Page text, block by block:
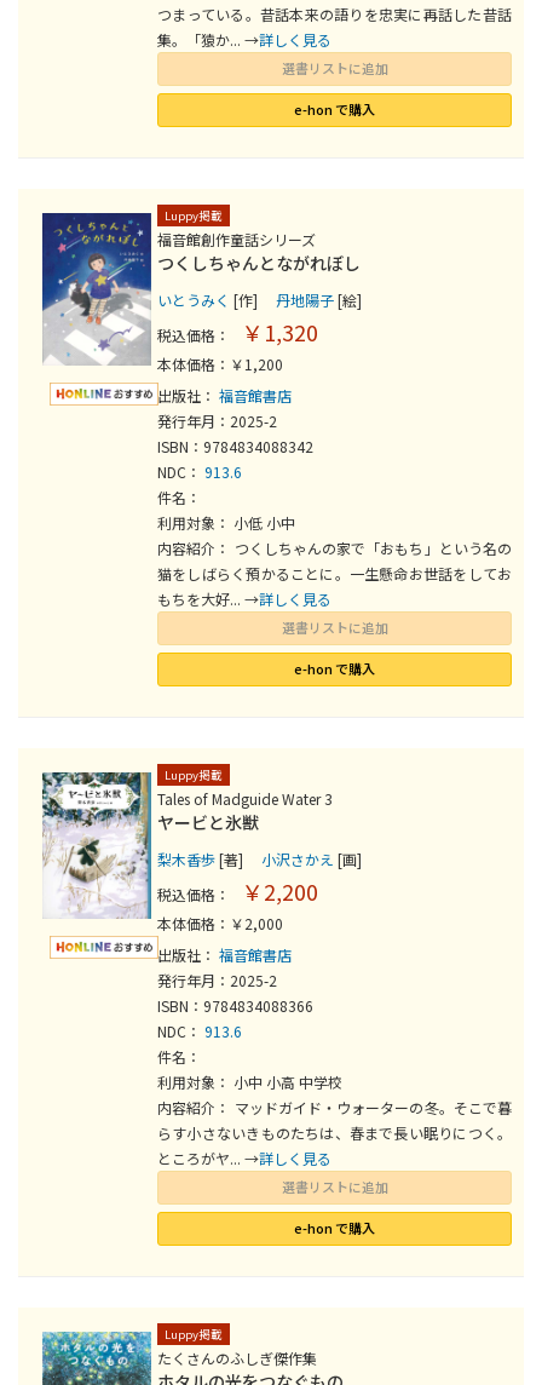
つまっている。昔話本来の語りを忠実に再話した昔話
集。「猿か... →詳しく見る
選書リストに追加
e-hon で購入
Luppy掲載
福音館創作童話シリーズ
つくしちゃんとながれぼし
いとうみく [作] 丹地陽子[絵]
税込価格：
￥1,320
本体価格：￥1,200
出版社： 福音館書店
発行年月：2025-2
ISBN：9784834088342
NDC： 913.6
件名：
利用対象： 小低 小中
内容紹介： つくしちゃんの家で「おもち」という名の
猫をしばらく預かることに。一生懸命お世話をしてお
もちを大好... →詳しく見る
選書リストに追加
e-hon で購入
Luppy掲載
Tales of Madguide Water 3
ヤービと氷獣
梨木香歩[著] 小沢さかえ [画]
税込価格：
￥2,200
本体価格：￥2,000
出版社： 福音館書店
発行年月：2025-2
ISBN：9784834088366
NDC： 913.6
件名：
利用対象： 小中 小高 中学校
内容紹介： マッドガイド・ウォーターの冬。そこで暮
らす小さないきものたちは、春まで長い眠りにつく。
ところがヤ... →詳しく見る
選書リストに追加
e-hon で購入
Luppy掲載
たくさんのふしぎ傑作集